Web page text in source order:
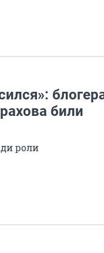
били
роли